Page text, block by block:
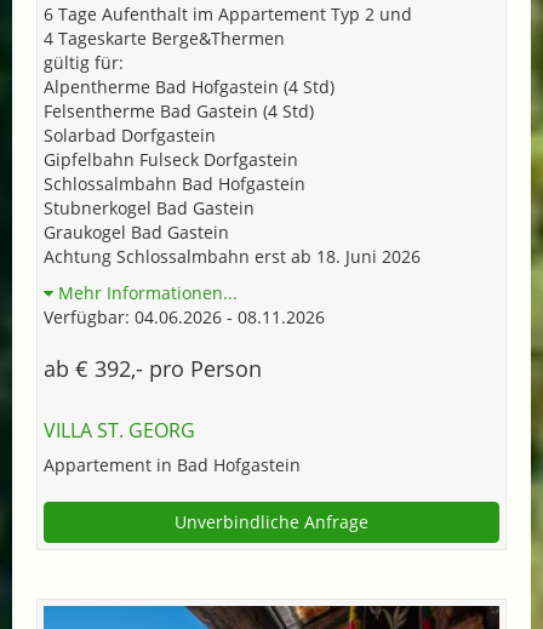
6 Tage Aufenthalt im Appartement Typ 2 und
4 Tageskarte Berge&Thermen
gültig für:
Alpentherme Bad Hofgastein (4 Std)
Felsentherme Bad Gastein (4 Std)
Solarbad Dorfgastein
Gipfelbahn Fulseck Dorfgastein
Schlossalmbahn Bad Hofgastein
Stubnerkogel Bad Gastein
Graukogel Bad Gastein
Achtung Schlossalmbahn erst ab 18. Juni 2026
Mehr Informationen...
Verfügbar: 04.06.2026 - 08.11.2026
ab € 392,- pro Person
VILLA ST. GEORG
Appartement in Bad Hofgastein
Unverbindliche Anfrage